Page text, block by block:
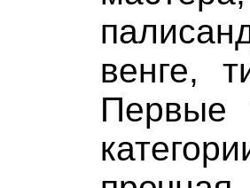
венге,
Первые